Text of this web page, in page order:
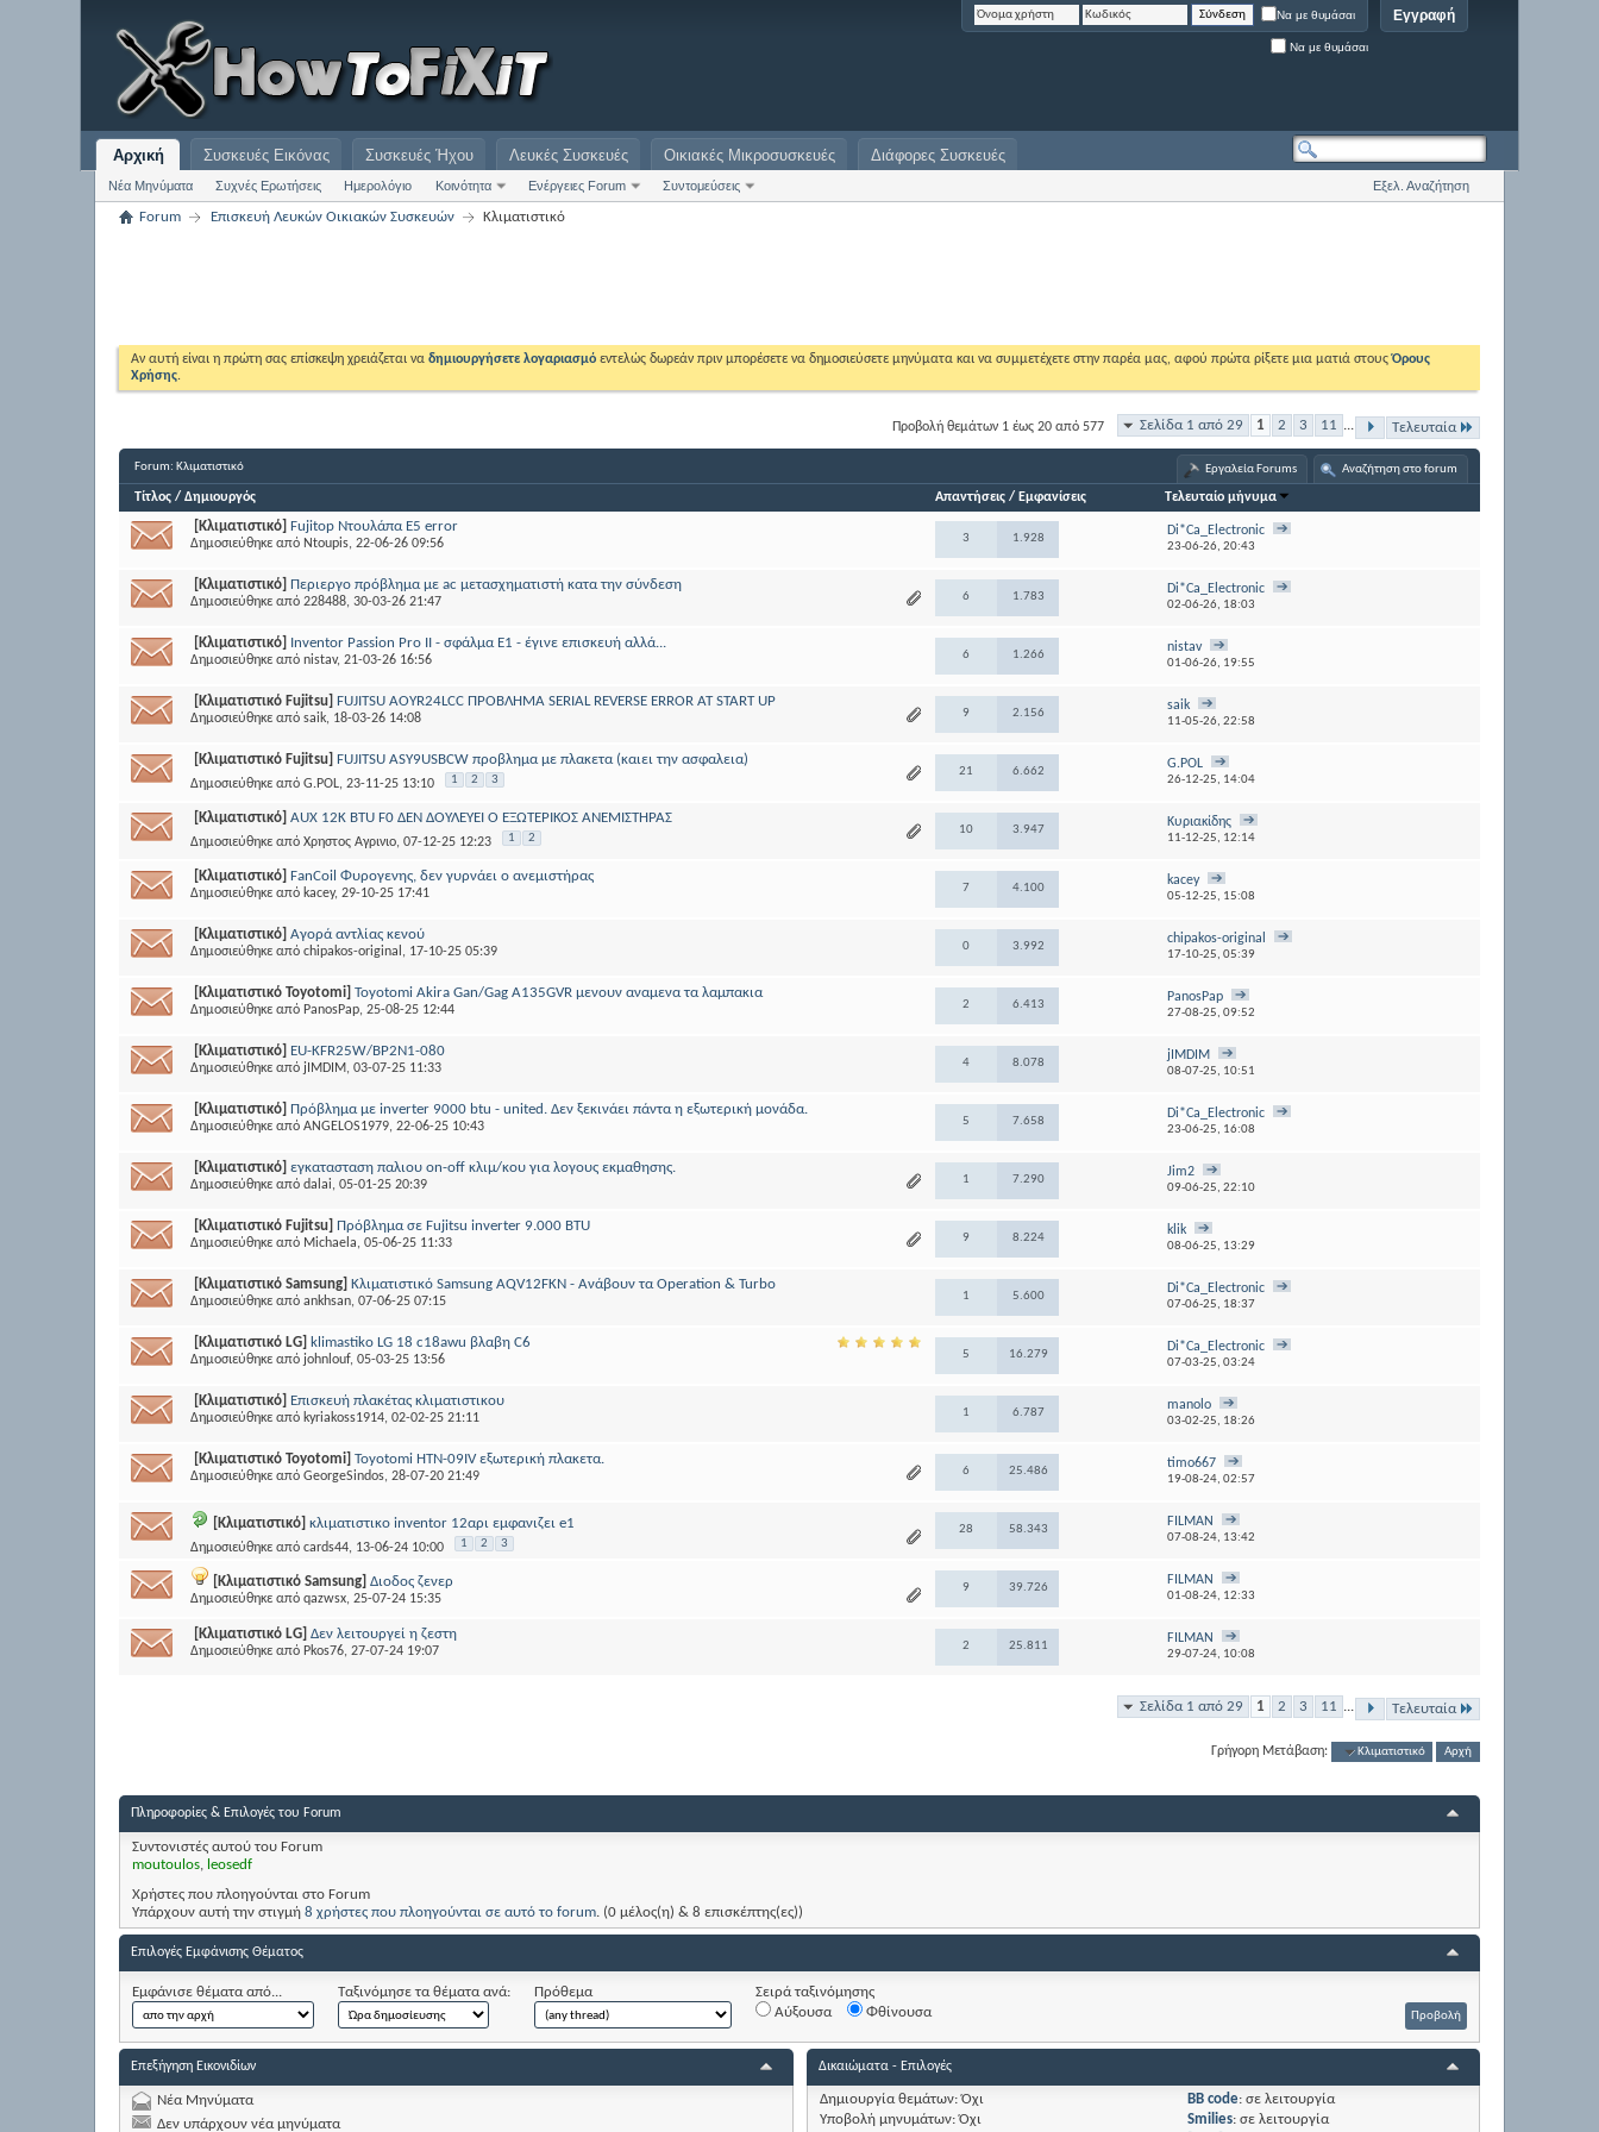
Εγγραφή
Να με θυμάσαι
Να με θυμάσαι
Αρχική
Νέα Μηνύματα Συχνές Ερωτήσεις Ημερολόγιο Κοινότητα Ενέργειες Forum Συντομεύσεις
Συσκευές Εικόνας Συσκευές Ήχου Λευκές Συσκευές Οικιακές Μικροσυσκευές Διάφορες Συσκευές
Εξελ. Αναζήτηση
Forum Επισκευή Λευκών Οικιακών Συσκευών Κλιματιστικό
Αν αυτή είναι η πρώτη σας επίσκεψη χρειάζεται ναδημιουργήσετε λογαριασμό εντελώς δωρεάν πριν μπορέσετε να δημοσιεύσετε μηνύματα και να συμμετέχετε στην παρέα μας, αφού πρώτα ρίξετε μια ματιά στουςΌρους
Χρήσης.
Σελίδα 1 από 29 1 2 3 11 ... Τελευταία
Προβολή θεμάτων 1 έως 20 από 577
Forum: Κλιματιστικό Εργαλεία Forums Αναζήτηση στο forum
Τίτλος /Δημιουργός Απαντήσεις/ Εμφανίσεις Τελευταίο μήνυμα
[Κλιματιστικό] Fujitop Ντουλάπα E5 error
Δημοσιεύθηκε από Ntoupis, 22-06-26 09:56 3 1.928
Di*Ca_Electronic
23-06-26, 20:43
[Κλιματιστικό] Περιεργο πρόβλημα με ac μετασχηματιστή κατα την σύνδεση
Δημοσιεύθηκε από228488, 30-03-26 21:47 6 1.783
Di*Ca_Electronic
02-06-26, 18:03
[Κλιματιστικό] Inventor Passion Pro II - σφάλμα Ε1 - έγινε επισκευή αλλά...
Δημοσιεύθηκε απόnistav, 21-03-26 16:56 6 1.266
nistav
01-06-26, 19:55
[Κλιματιστικό Fujitsu] FUJITSU AOYR24LCC ΠΡΟΒΛΗΜΑ SERIAL REVERSE ERROR AT START UP
Δημοσιεύθηκε απόsaik, 18-03-26 14:08 9 2.156
saik
11-05-26, 22:58
[Κλιματιστικό Fujitsu] FUJITSU ASY9USBCW προβλημα με πλακετα (καιει την ασφαλεια)
Δημοσιεύθηκε απόG.POL, 23-11-25 13:10 1 2 3
21 6.662
G.POL
26-12-25, 14:04
[Κλιματιστικό] AUX 12K BTU F0 ΔΕΝ ΔΟΥΛΕΥΕΙ Ο ΕΞΩΤΕΡΙΚΟΣ ΑΝΕΜΙΣΤΗΡΑΣ
Δημοσιεύθηκε απόΧρηστος Αγρινιο, 07-12-25 12:23 1 2
10 3.947
Κυριακίδης
11-12-25, 12:14
[Κλιματιστικό] FanCoil Φυρογενης, δεν γυρνάει ο ανεμιστήρας
Δημοσιεύθηκε από kacey, 29-10-25 17:41 7 4.100
kacey
05-12-25, 15:08
[Κλιματιστικό] Αγορά αντλίας κενού
Δημοσιεύθηκε απόchipakos-original , 17-10-25 05:39 0 3.992
chipakos-original
17-10-25, 05:39
[Κλιματιστικό Toyotomi] Toyotomi Akira Gan/Gag A135GVR μενουν αναμενα τα λαμπακια
Δημοσιεύθηκε από PanosPap, 25-08-25 12:44 2 6.413
PanosPap
27-08-25, 09:52
[Κλιματιστικό] EU-KFR25W/BP2N1-080
Δημοσιεύθηκε από jIMDIM, 03-07-25 11:33 4 8.078
jIMDIM
08-07-25, 10:51
[Κλιματιστικό] Πρόβλημα με inverter 9000 btu - united. Δεν ξεκινάει πάντα η εξωτερική μονάδα.
Δημοσιεύθηκε απόANGELOS1979, 22-06-25 10:43 5 7.658
Di*Ca_Electronic
23-06-25, 16:08
[Κλιματιστικό] εγκατασταση παλιου on-off κλιμ/κου για λογους εκμαθησης.
Δημοσιεύθηκε απόdalai, 05-01-25 20:39 1 7.290
Jim2
09-06-25, 22:10
[Κλιματιστικό Fujitsu] Πρόβλημα σε Fujitsu inverter 9.000 BTU
Δημοσιεύθηκε από Michaela, 05-06-25 11:33 9 8.224
klik
08-06-25, 13:29
[Κλιματιστικό Samsung] Κλιματιστικό Samsung AQV12FKN - Ανάβουν τα Operation & Turbo
Δημοσιεύθηκε απόankhsan, 07-06-25 07:15 1 5.600
Di*Ca_Electronic
07-06-25, 18:37
[Κλιματιστικό LG] klimastiko LG 18 c18awu βλαβη C6
Δημοσιεύθηκε από johnlouf, 05-03-25 13:56 5 16.279
Di*Ca_Electronic
07-03-25, 03:24
[Κλιματιστικό] Επισκευή πλακέτας κλιματιστικου
Δημοσιεύθηκε από kyriakoss1914, 02-02-25 21:11 1 6.787
manolo
03-02-25, 18:26
[Κλιματιστικό Toyotomi] Toyotomi HTN-09IV εξωτερική πλακετα.
Δημοσιεύθηκε απόGeorgeSindos, 28-07-20 21:49 6 25.486
timo667
19-08-24, 02:57
[Κλιματιστικό] κλιματιστικο inventor 12αρι εμφανιζει e1
Δημοσιεύθηκε απόcards44, 13-06-24 10:00 1 2 3
28 58.343
FILMAN
07-08-24, 13:42
[Κλιματιστικό Samsung] Διοδος ζενερ
Δημοσιεύθηκε απόqazwsx, 25-07-24 15:35
9 39.726
FILMAN
01-08-24, 12:33
[Κλιματιστικό LG] Δεν λειτουργεί η ζεστη
Δημοσιεύθηκε από Pkos76, 27-07-24 19:07 2 25.811
FILMAN
29-07-24, 10:08
Σελίδα 1 από 29 1 2 3 11 ... Τελευταία
Γρήγορη Μετάβαση: Κλιματιστικό Αρχή
Πληροφορίες & Επιλογές του Forum
Συντονιστές αυτού του Forum
moutoulos, leosedf
Χρήστες που πλοηγούνται στο Forum
Υπάρχουν αυτή την στιγμή8 χρήστες που πλοηγούνται σε αυτό το forum. (0 μέλος(η) & 8 επισκέπτης(ες))
Επιλογές Εμφάνισης Θέματος
Εμφάνισε θέματα από... Ταξινόμησε τα θέματα ανά: Πρόθεμα
Σειρά ταξινόμησης
Αύξουσα
Φθίνουσα
Επεξήγηση Εικονιδίων
Νέα Μηνύματα
Δεν υπάρχουν νέα μηνύματα
Δικαιώματα - Επιλογές
Δημιουργία θεμάτων:Όχι
Υποβολή μηνυμάτων:Όχι
BB code:σε λειτουργία
Smilies:σε λειτουργία